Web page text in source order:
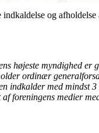
indkaldelse og
højeste myndighed er
ordinær
indkalder med mindst
foreningens medier